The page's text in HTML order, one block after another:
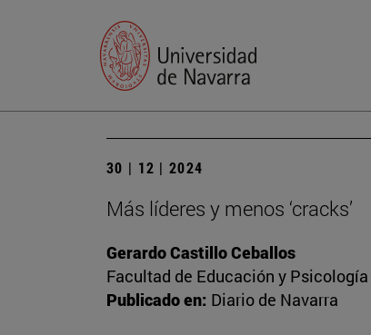
30 | 12 | 2024
Más líderes y menos ‘cracks’
Gerardo Castillo Ceballos
Facultad de Educación y Psicología
Publicado en: Diario de Navarra